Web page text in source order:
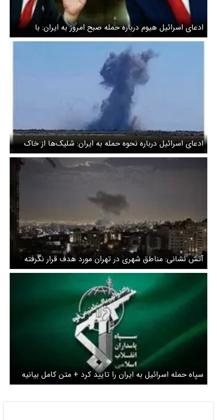
ادعای اسرائیل هیوم درباره حمله صبح امروز به ایران: با
آمریکا هماهنگ شده بود
ادعای اسرائیل درباره نحوه حمله به ایران: شلیک‌ها از خاک
عراق و مناطق دریایی بود
آتش نشانی: مناطق شهری در تهران مورد هدف قرار نگرفته
است
سپاه حمله اسرائیل به ایران را تایید کرد + متن کامل بیانیه